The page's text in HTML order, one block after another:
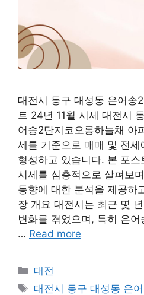
대전시 동구 대성동 은어송
트 24년 11월 시세 대전시
어송2단지코오롱하늘채 아
세를 기준으로 매매 및 전
형성하고 있습니다. 본 포
시세를 심층적으로 살펴보
동향에 대한 분석을 제공하
장 개요 대전시는 최근 몇
변화를 겪었으며, 특히 은
… Read more
Categories
대전
Tags
대전시 동구 대성동 은